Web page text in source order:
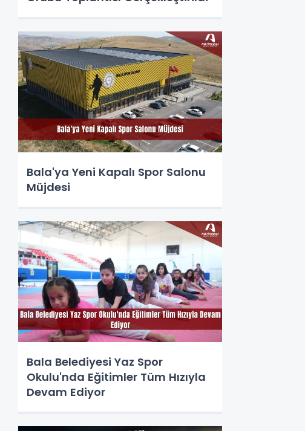
Bala'ya Yeni Kapalı Spor Salonu
Müjdesi
Bala Belediyesi Yaz Spor
Okulu'nda Eğitimler Tüm Hızıyla
Devam Ediyor